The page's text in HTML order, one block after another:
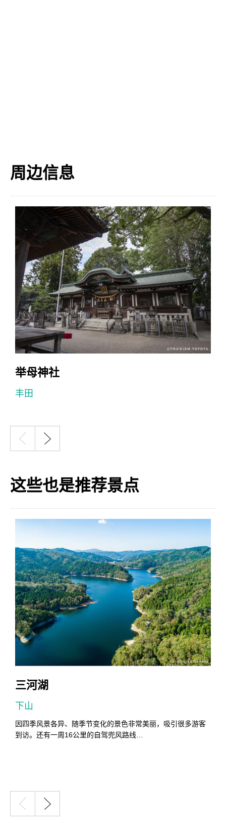
周边信息
举母神社
丰田
这些也是推荐景点
三河湖
下山
因四季风景各异、随季节变化的景色非常美丽，吸引很多游客
到访。还有一周16公里的自驾兜风路线…